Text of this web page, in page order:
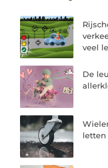
veel
De
letten